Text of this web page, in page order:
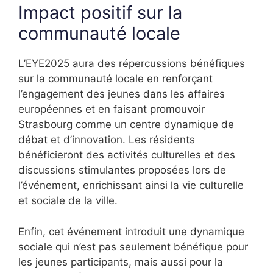
Impact positif sur la
communauté locale
L’EYE2025 aura des répercussions bénéfiques
sur la communauté locale en renforçant
l’engagement des jeunes dans les affaires
européennes et en faisant promouvoir
Strasbourg comme un centre dynamique de
débat et d’innovation. Les résidents
bénéficieront des activités culturelles et des
discussions stimulantes proposées lors de
l’événement, enrichissant ainsi la vie culturelle
et sociale de la ville.
Enfin, cet événement introduit une dynamique
sociale qui n’est pas seulement bénéfique pour
les jeunes participants, mais aussi pour la